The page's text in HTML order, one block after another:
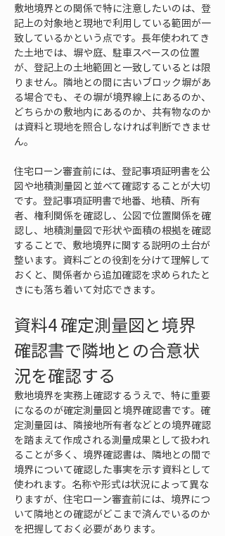
敷地境界との関係で特に注意したいのは、登
記上の対象地と現地で利用している範囲が一
致しているかという点です。長年使われてき
た土地では、塀や庭、駐車スペースの位置
が、登記上の土地範囲と一致しているとは限
りません。隣地との間に古いブロック塀があ
る場合でも、その塀が境界線上にあるのか、
どちらかの敷地内にあるのか、共有物なのか
は資料と現地を照合しなければ判断できませ
ん。
住宅ローン審査前には、登記事項証明書を公
図や地積測量図と並べて確認することが大切
です。登記事項証明書で地番、地積、所有
者、権利関係を確認し、公図で位置関係を確
認し、地積測量図で形状や面積の根拠を確認
することで、敷地境界に関する説明の土台が
整います。資料ごとの役割を分けて理解して
おくと、関係者から追加確認を求められたと
きにも落ち着いて対応できます。
資料4 確定測量図と境界
確認書で隣地との合意状
況を確認する
敷地境界を実務上確認するうえで、特に重要
になるのが確定測量図と境界確認書です。確
定測量図は、隣接地所有者などとの境界確認
を踏まえて作成される測量成果として扱われ
ることが多く、境界確認書は、隣地との間で
境界について確認した事実を示す資料として
使われます。名称や形式は状況によって異な
りますが、住宅ローン審査前には、境界につ
いて隣地との確認がどこまで済んでいるのか
を把握しておく必要があります。